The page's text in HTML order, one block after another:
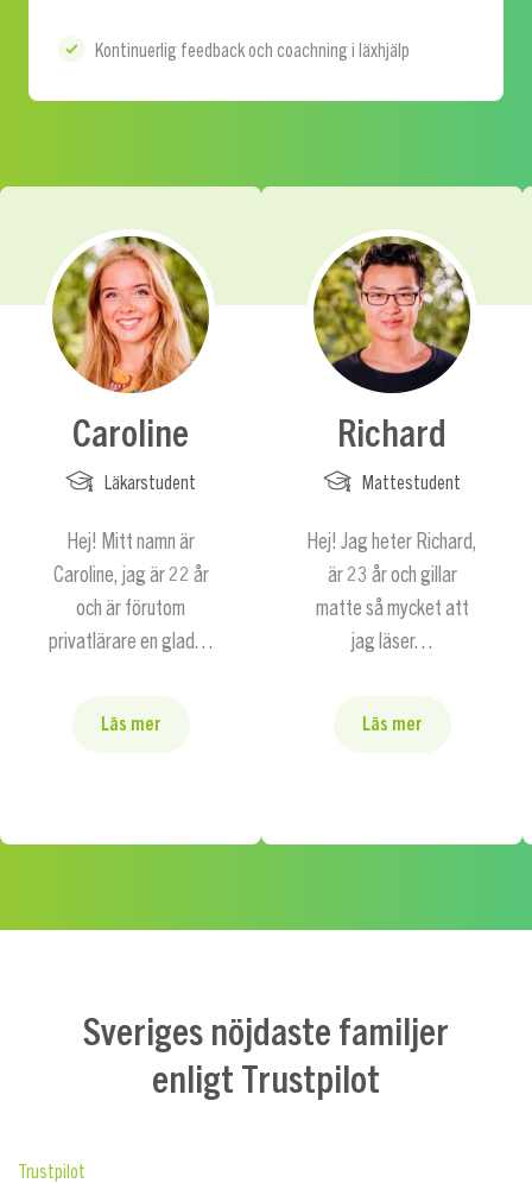
Kontinuerlig feedback och coachning i läxhjälp
Caroline
Läkarstudent
Hej! Mitt namn är
Caroline, jag är 22 år
och är förutom
privatlärare en glad…
Läs mer
Richard
Mattestudent
Hej! Jag heter Richard,
är 23 år och gillar
matte så mycket att
jag läser…
Läs mer
Sveriges nöjdaste familjer
enligt Trustpilot
Trustpilot